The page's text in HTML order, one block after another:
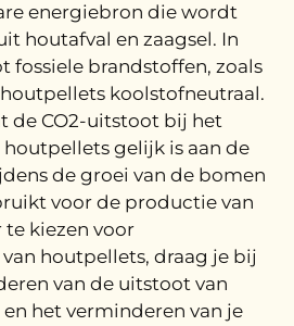
energiebron die wordt
houtafval en zaagsel. In
fossiele brandstoffen, zoals
koolstofneutraal.
de CO2-uitstoot bij het
gelijk is aan de
de groei van de bomen
voor de productie van
te kiezen voor
houtpellets, draag je bij
van de uitstoot van
het verminderen van je